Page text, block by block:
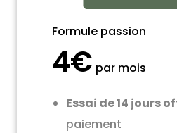
Formule passion
4€ par mois
Essai de 14 jours
paiement